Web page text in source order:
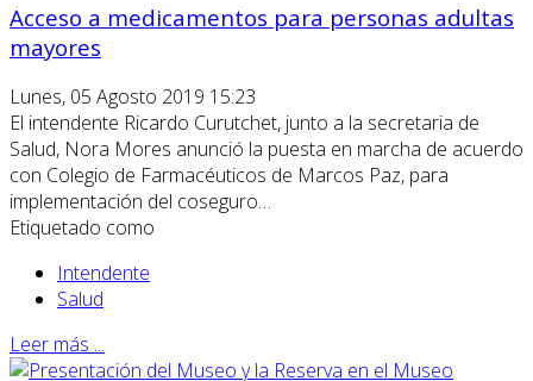
Acceso a medicamentos para personas adultas
mayores
Lunes, 05 Agosto 2019 15:23
El intendente Ricardo Curutchet, junto a la secretaria de
Salud, Nora Mores anunció la puesta en marcha de acuerdo
con Colegio de Farmacéuticos de Marcos Paz, para
implementación del coseguro…
Etiquetado como
Intendente
Salud
Leer más ...